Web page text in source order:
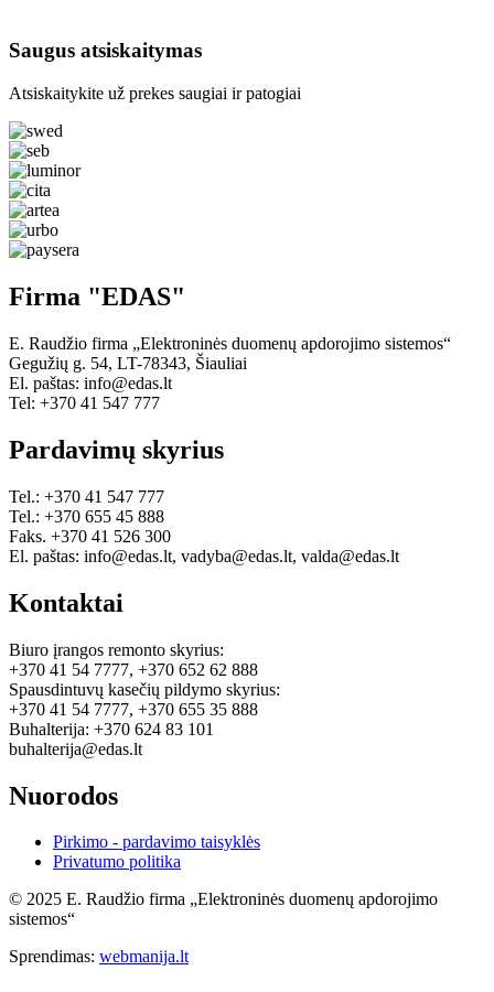
Saugus atsiskaitymas
Atsiskaitykite už prekes saugiai ir patogiai
Firma "EDAS"
E. Raudžio firma „Elektroninės duomenų apdorojimo sistemos“
Gegužių g. 54, LT-78343, Šiauliai
El. paštas: info@edas.lt
Tel: +370 41 547 777
Pardavimų skyrius
Tel.: +370 41 547 777
Tel.: +370 655 45 888
Faks. +370 41 526 300
El. paštas: info@edas.lt, vadyba@edas.lt, valda@edas.lt
Kontaktai
Biuro įrangos remonto skyrius:
+370 41 54 7777, +370 652 62 888
Spausdintuvų kasečių pildymo skyrius:
+370 41 54 7777, +370 655 35 888
Buhalterija: +370 624 83 101
buhalterija@edas.lt
Nuorodos
Pirkimo - pardavimo taisyklės
Privatumo politika
© 2025 E. Raudžio firma „Elektroninės duomenų apdorojimo
sistemos“
Sprendimas: webmanija.lt